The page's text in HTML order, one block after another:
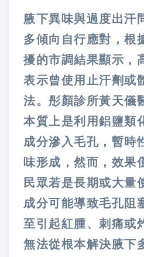
腋下異味與過度出汗
多傾向自行應對，根
擾的市調結果顯示，
表示曾使用止汗劑或
法。彤顏診所黃天儀
本質上是利用鋁鹽類
成分滲入毛孔，暫時
味形成，然而，效果
民眾若是長期或大量
成分可能導致毛孔阻
至引起紅腫、刺痛或
無法從根本解決腋下